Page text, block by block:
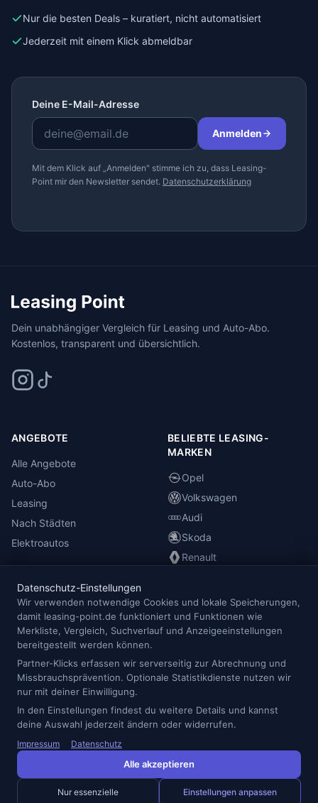
Nur die besten Deals – kuratiert, nicht automatisiert
Jederzeit mit einem Klick abmeldbar
Deine E-Mail-Adresse
Anmelden
Mit dem Klick auf „Anmelden" stimme ich zu, dass Leasing-
Point mir den Newsletter sendet. Datenschutzerklärung
Dein unabhängiger Vergleich für Leasing und Auto-Abo.
Kostenlos, transparent und übersichtlich.
ANGEBOTE
Alle Angebote
Auto-Abo
Leasing
Nach Städten
Elektroautos
BELIEBTE LEASING-
MARKEN
Opel
Volkswagen
Audi
Skoda
Renault
INFORMATIONEN
Anbieterübersicht
Blog
Redaktion
Impressum
Datenschutz
Cookie-Einstellungen
© 2026 Leasing Point — Alle Angaben ohne Gewähr.
* Preise inkl. MwSt., Laufzeit- und km-Paket-abhängig. Details beim
Datenschutz-Einstellungen
Wir verwenden notwendige Cookies und lokale Speicherungen,
damit leasing-point.de funktioniert und Funktionen wie
Merkliste, Vergleich, Suchverlauf und Anzeigeeinstellungen
bereitgestellt werden können.
Partner-Klicks erfassen wir serverseitig zur Abrechnung und
Missbrauchsprävention. Optionale Statistikdienste nutzen wir
nur mit deiner Einwilligung.
In den Einstellungen findest du weitere Details und kannst
deine Auswahl jederzeit ändern oder widerrufen.
Impressum Datenschutz
Alle akzeptieren
Nur essenzielle Einstellungen anpassen